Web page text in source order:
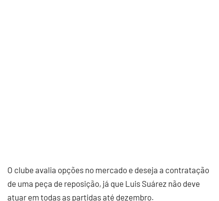
O clube avalia opções no mercado e deseja a contratação
de uma peça de reposição, já que Luis Suárez não deve
atuar em todas as partidas até dezembro.